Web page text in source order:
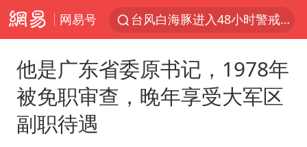
网易号
台风白海豚进入48小时警戒线
台风白海豚影响中国已成定局
佛得角门将亮相智利俱乐部主场
他是广东省委原书记，1978年
被免职审查，晚年享受大军区
副职待遇